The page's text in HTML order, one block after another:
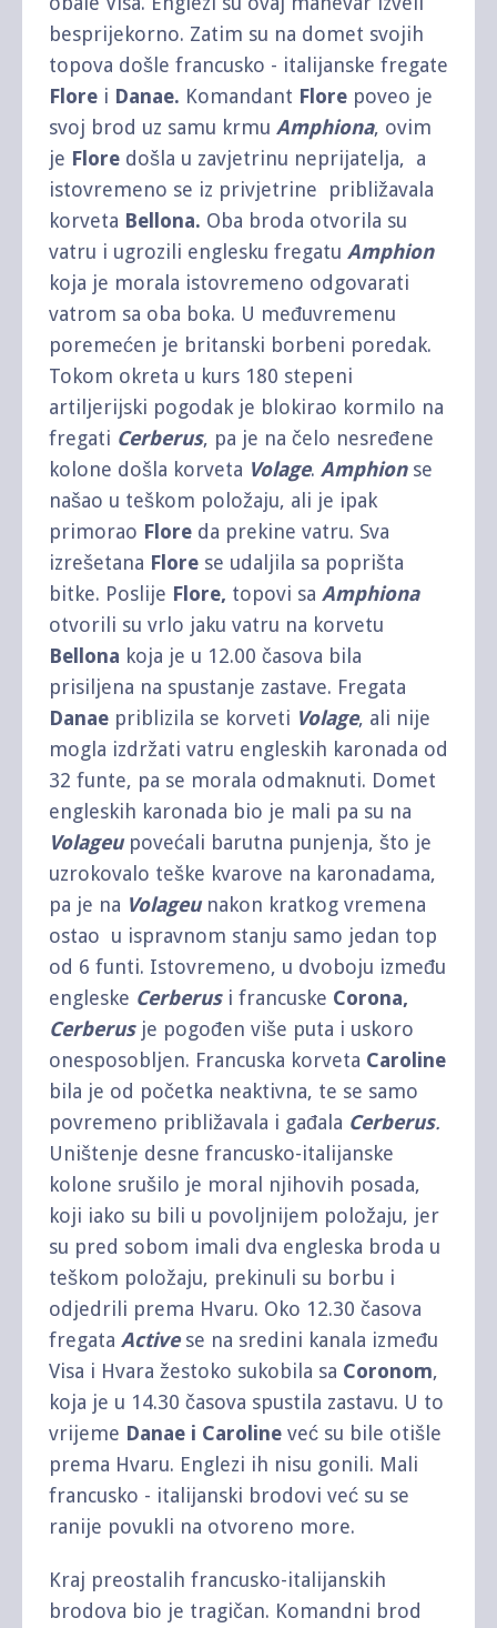
besprijekorno. Zatim su na domet svojih
topova došle francusko - italijanske fregate
Flore i Danae. Komandant Flore poveo je
svoj brod uz samu krmu Amphiona, ovim
je Flore došla u zavjetrinu neprijatelja, a
istovremeno se iz privjetrine približavala
korveta Bellona. Oba broda otvorila su
vatru i ugrozili englesku fregatu Amphion
koja je morala istovremeno odgovarati
vatrom sa oba boka. U međuvremenu
poremećen je britanski borbeni poredak.
Tokom okreta u kurs 180 stepeni
artiljerijski pogodak je blokirao kormilo na
fregati Cerberus, pa je na čelo nesređene
kolone došla korveta Volage. Amphionse
našao u teškom položaju, ali je ipak
primorao Flore da prekine vatru. Sva
izrešetana Flore se udaljila sa poprišta
bitke. Poslije Flore, topovi sa Amphiona
otvorili su vrlo jaku vatru na korvetu
Bellona koja je u 12.00 časova bila
prisiljena na spustanje zastave. Fregata
Danae priblizila se korveti Volage, ali nije
mogla izdržati vatru engleskih karonada od
32 funte, pa se morala odmaknuti. Domet
engleskih karonada bio je mali pa su na
Volageupovećali barutna punjenja, što je
uzrokovalo teške kvarove na karonadama,
pa je na Volageunakon kratkog vremena
ostao u ispravnom stanju samo jedan top
od 6 funti. Istovremeno, u dvoboju između
engleske Cerberusi francuske Corona,
Cerberusje pogođen više puta i uskoro
onesposobljen. Francuska korveta Caroline
bila je od početka neaktivna, te se samo
povremeno približavala i gađala Cerberus.
Uništenje desne francusko-italijanske
kolone srušilo je moral njihovih posada,
koji iako su bili u povoljnijem položaju, jer
su pred sobom imali dva engleska broda u
teškom položaju, prekinuli su borbu i
odjedrili prema Hvaru. Oko 12.30 časova
fregata Activese na sredini kanala između
Visa i Hvara žestoko sukobila sa Coronom,
koja je u 14.30 časova spustila zastavu. U to
vrijeme Danae i Caroline već su bile otišle
prema Hvaru. Englezi ih nisu gonili. Mali
francusko - italijanski brodovi već su se
ranije povukli na otvoreno more.
Kraj preostalih francusko-italijanskih
brodova bio je tragičan. Komandni brod